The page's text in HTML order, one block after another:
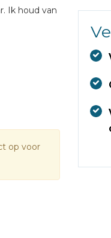
Ik houd van
naar ons
met
te
op voor